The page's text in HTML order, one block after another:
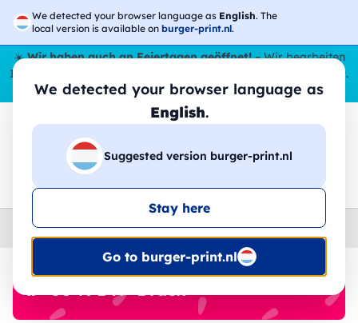
We detected your browser language as English. The
local version is available on burger-print.nl.
We detected your browser language as
English.
Suggested version burger-print.nl
Stay here
Go to burger-print.nl
☀️Wir haben auch an Feiertagen geöffnet!– Wir bearbeiten
Ihre Bestellungen den ganzen Sommer über,
sogar im August.
😎🌴
🔎
Home › Brands › PrintWear
🔥 -30 % DTF-Druck